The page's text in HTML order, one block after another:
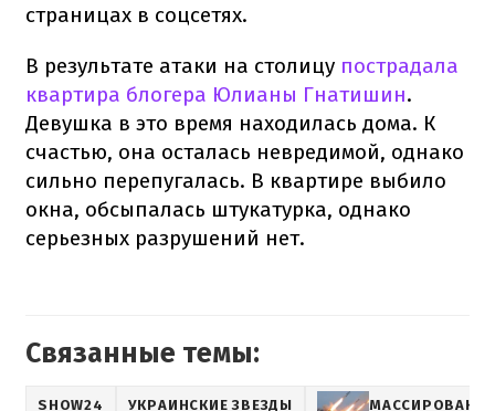
страницах в соцсетях.
В результате атаки на столицу пострадала
квартира блогера Юлианы Гнатишин.
Девушка в это время находилась дома. К
счастью, она осталась невредимой, однако
сильно перепугалась. В квартире выбило
окна, обсыпалась штукатурка, однако
серьезных разрушений нет.
Связанные темы:
SHOW24 УКРАИНСКИЕ ЗВЕЗДЫ